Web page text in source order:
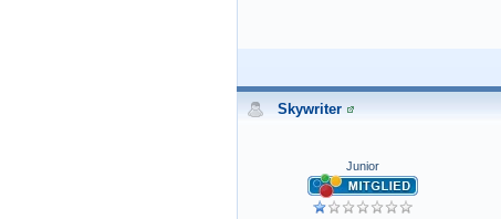
Skywriter
Junior